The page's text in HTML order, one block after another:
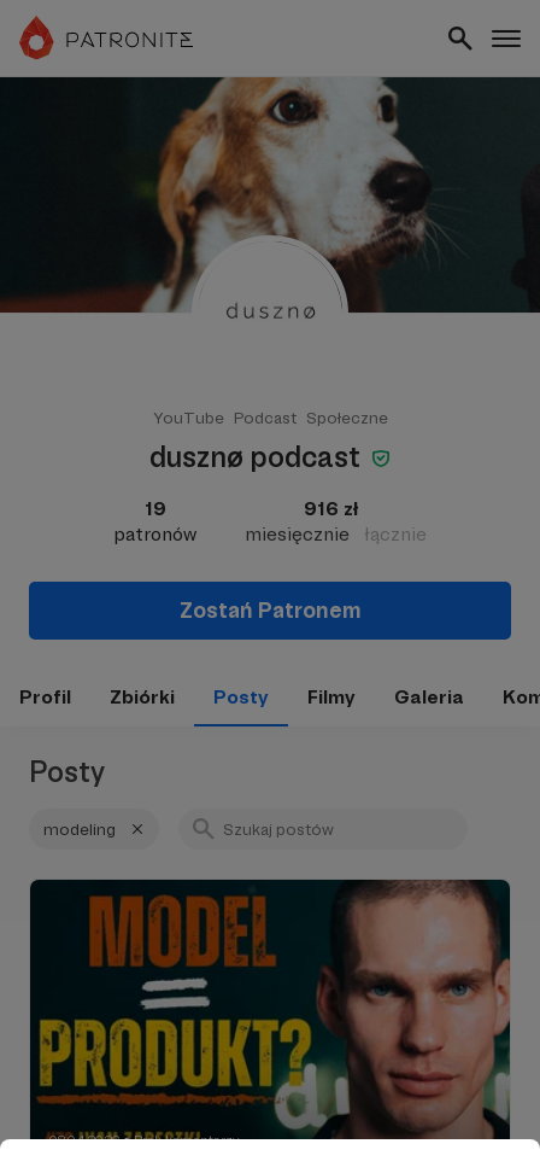
YouTube Podcast Społeczne
dusznø podcast
19
patronów
916 zł
miesięcznie
łącznie
Zostań Patronem
Profil Zbiórki Posty Filmy Galeria
Posty
modeling
08.04.2026 ● Brak komentarzy